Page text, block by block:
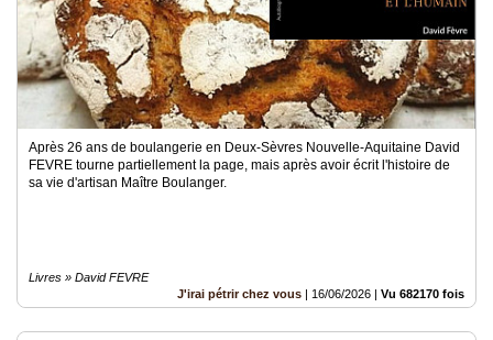
Après 26 ans de boulangerie en Deux-Sèvres Nouvelle-Aquitaine David
FEVRE tourne partiellement la page, mais après avoir écrit l'histoire de
sa vie d'artisan Maître Boulanger.
Livres » David FEVRE
J'irai pétrir chez vous | 16/06/2026 | Vu 682170 fois